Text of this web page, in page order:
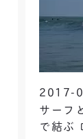
2017-
サーフ
で結ぶ